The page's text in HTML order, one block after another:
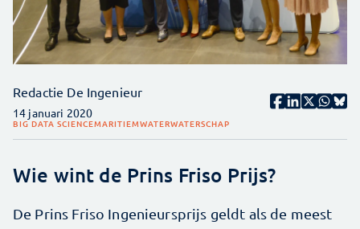
Redactie De Ingenieur
14 januari 2020
BIG DATA SCIENCEMARITIEMWATERWATERSCHAP
Wie wint de Prins Friso Prijs?
De Prins Friso Ingenieursprijs geldt als de meest